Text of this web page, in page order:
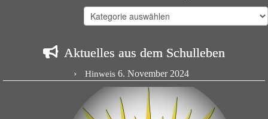
Kategorien
Aktuelles aus dem Schulleben
Hinweis 6. November 2024